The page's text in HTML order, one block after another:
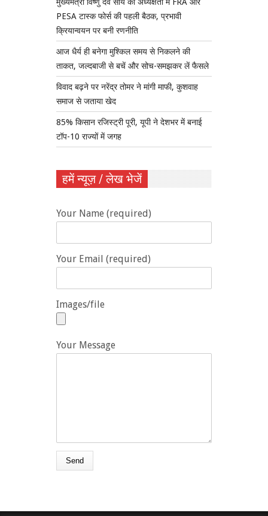
PESA टास्क फोर्स की पहली बैठक, प्रभावी
क्रियान्वयन पर बनी रणनीति
आज धैर्य ही बनेगा मुश्किल समय से निकलने की
ताकत, जल्दबाजी से बचें और सोच-समझकर लें फैसले
विवाद बढ़ने पर नरेंद्र तोमर ने मांगी माफी, कुशवाह
समाज से जताया खेद
85% किसान रजिस्ट्री पूरी, यूपी ने देशभर में बनाई
टॉप-10 राज्यों में जगह
हमें न्यूज़ / लेख भेजें
Your Name (required)
Your Email (required)
Images/file
Your Message